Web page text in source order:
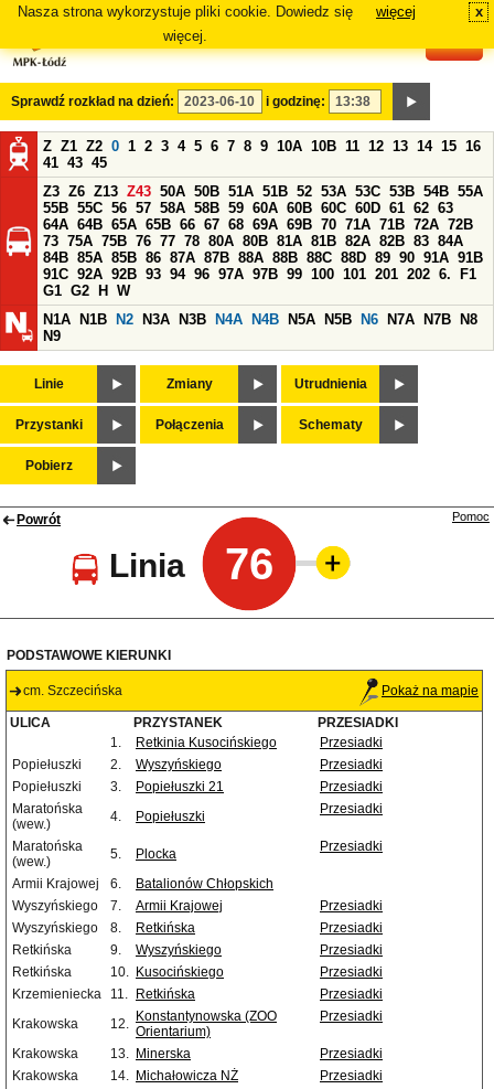
Nasza strona wykorzystuje pliki cookie. Dowiedz się
więcej.
więcej x
Sprawdź rozkład na dzień: i godzinę:
Z Z1 Z2 0 1 2 3 4 5 6 7 8 9 10A 10B 11 12 13 14 15 16
41 43 45
Z3 Z6 Z13 Z43 50A 50B 51A 51B 52 53A 53C 53B 54B 55A
55B 55C 56 57 58A 58B 59 60A 60B 60C 60D 61 62 63
64A 64B 65A 65B 66 67 68 69A 69B 70 71A 71B 72A 72B
73 75A 75B 76 77 78 80A 80B 81A 81B 82A 82B 83 84A
84B 85A 85B 86 87A 87B 88A 88B 88C 88D 89 90 91A 91B
91C 92A 92B 93 94 96 97A 97B 99 100 101 201 202 6.
F1
G1 G2 H
W
N1A
N1B N2 N3A N3B N4A N4B N5A N5B N6 N7A N7B
N8
N9
Linie Zmiany Utrudnienia
Przystanki Połączenia Schematy
Pobierz
Powrót
Linia 76
Pomoc
PODSTAWOWE KIERUNKI
cm. Szczecińska Pokaż na mapie
ULICA PRZYSTANEK
PRZESIADKI
1.
Retkinia Kusocińskiego
Przesiadki
Popiełuszki
2. Wyszyńskiego
Przesiadki
Popiełuszki
3. Popiełuszki 21
Przesiadki
Maratońska
(wew.)
4. Popiełuszki Przesiadki
Maratońska
(wew.)
5. Plocka Przesiadki
Armii Krajowej 6.
Batalionów Chłopskich
Wyszyńskiego
7. Armii Krajowej
Przesiadki
Wyszyńskiego
8. Retkińska
Przesiadki
Retkińska
9. Wyszyńskiego
Przesiadki
Retkińska
10. Kusocińskiego
Przesiadki
Krzemieniecka
11. Retkińska
Przesiadki
Krakowska
12. Konstantynowska (ZOO
Orientarium)
Przesiadki
Krakowska 13. Minerska
Przesiadki
Krakowska
14. Michałowicza NŻ
Przesiadki